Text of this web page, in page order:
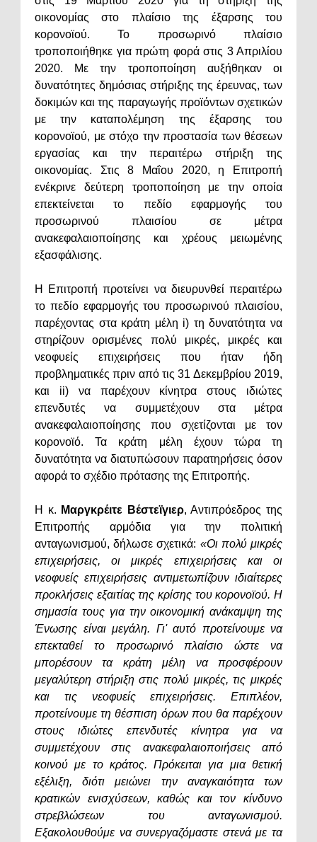
οικονομίας στο πλαίσιο της έξαρσης του
κορονοϊού. Το προσωρινό πλαίσιο
τροποποιήθηκε για πρώτη φορά στις 3 Απριλίου
2020. Με την τροποποίηση αυξήθηκαν οι
δυνατότητες δημόσιας στήριξης της έρευνας, των
δοκιμών και της παραγωγής προϊόντων σχετικών
με την καταπολέμηση της έξαρσης του
κορονοϊού, με στόχο την προστασία των θέσεων
εργασίας και την περαιτέρω στήριξη της
οικονομίας. Στις 8 Μαΐου 2020, η Επιτροπή
ενέκρινε δεύτερη τροποποίηση με την οποία
επεκτείνεται το πεδίο εφαρμογής του
προσωρινού πλαισίου σε μέτρα
ανακεφαλαιοποίησης και χρέους μειωμένης
εξασφάλισης.
Η Επιτροπή προτείνει να διευρυνθεί περαιτέρω
το πεδίο εφαρμογής του προσωρινού πλαισίου,
παρέχοντας στα κράτη μέλη i) τη δυνατότητα να
στηρίζουν ορισμένες πολύ μικρές, μικρές και
νεοφυείς επιχειρήσεις που ήταν ήδη
προβληματικές πριν από τις 31 Δεκεμβρίου 2019,
και ii) να παρέχουν κίνητρα στους ιδιώτες
επενδυτές να συμμετέχουν στα μέτρα
ανακεφαλαιοποίησης που σχετίζονται με τον
κορονοϊό. Τα κράτη μέλη έχουν τώρα τη
δυνατότητα να διατυπώσουν παρατηρήσεις όσον
αφορά το σχέδιο πρότασης της Επιτροπής.
Η κ. Μαργκρέιτε Βέστεϊγιερ, Αντιπρόεδρος της
Επιτροπής αρμόδια για την πολιτική
ανταγωνισμού, δήλωσε σχετικά: «Οι πολύ μικρές
επιχειρήσεις, οι μικρές επιχειρήσεις και οι
νεοφυείς επιχειρήσεις αντιμετωπίζουν ιδιαίτερες
προκλήσεις εξαιτίας της κρίσης του κορονοϊού. Η
σημασία τους για την οικονομική ανάκαμψη της
Ένωσης είναι μεγάλη. Γι' αυτό προτείνουμε να
επεκταθεί το προσωρινό πλαίσιο ώστε να
μπορέσουν τα κράτη μέλη να προσφέρουν
μεγαλύτερη στήριξη στις πολύ μικρές, τις μικρές
και τις νεοφυείς επιχειρήσεις. Επιπλέον,
προτείνουμε τη θέσπιση όρων που θα παρέχουν
στους ιδιώτες επενδυτές κίνητρα για να
συμμετέχουν στις ανακεφαλαιοποιήσεις από
κοινού με το κράτος. Πρόκειται για μια θετική
εξέλιξη, διότι μειώνει την αναγκαιότητα των
κρατικών ενισχύσεων, καθώς και τον κίνδυνο
στρεβλώσεων του ανταγωνισμού.
Εξακολουθούμε να συνεργαζόμαστε στενά με τα